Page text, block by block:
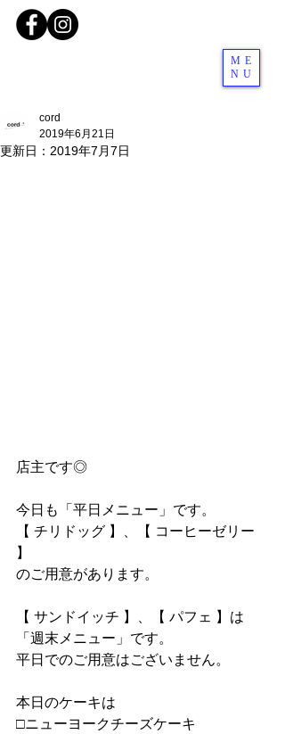
ME
NU
cord
2019年6月21日
更新日： 2019年7月7日
店主です◎
今日も「平日メニュー」です。
【 チリドッグ 】、【 コーヒーゼリー
】
のご用意があります。
【 サンドイッチ 】、【 パフェ 】は
「週末メニュー」です。
平日でのご用意はございません。
本日のケーキは
□ニューヨークチーズケーキ